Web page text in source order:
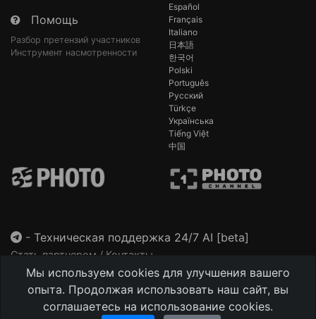
Мы используем cookies для улучшения вашего
опыта. Продолжая использовать наш сайт, вы
соглашаетесь на использование cookies.
Помощь
Разбор претензий участников
Инструмент насмотренности
Español
Français
Italiano
日本語
한국어
Polski
Português
Русский
Türkçe
Українська
Tiếng Việt
中国
- Техническая поддержка 24/7 AI [beta]
Стать партнером / Контакты
This site is protected by reCAPTCHA and the GooglePrivacy Policyand
Terms of Service